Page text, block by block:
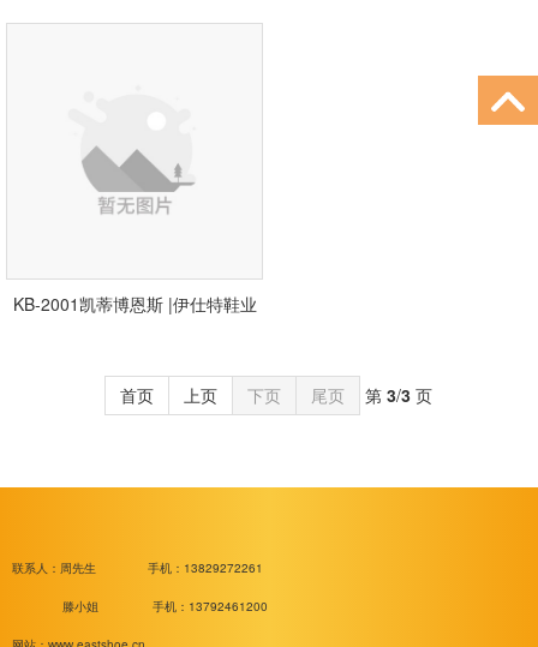
KB-2001凯蒂博恩斯 |伊仕特鞋业
首页 上页 下页 尾页 第 3/3页
联系人：周先生 手机：13829272261
滕小姐 手机：13792461200